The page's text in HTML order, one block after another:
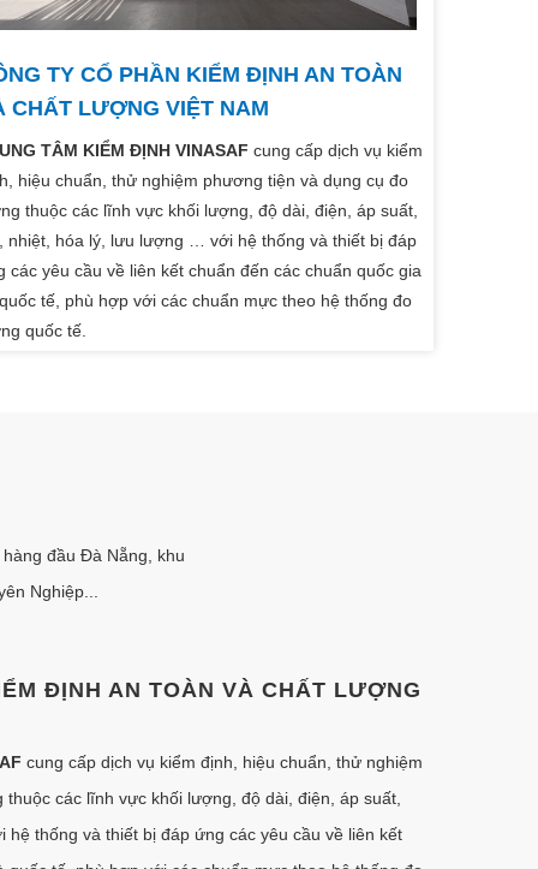
TY CỔ PHẦN KIỂM ĐỊNH AN TOÀN
CHẤT LƯỢNG VIỆT NAM
TÂM KIỂM ĐỊNH VINASAF cung cấp dịch vụ kiểm
hiệu chuẩn, thử nghiệm phương tiện và dụng cụ đo
thuộc các lĩnh vực khối lượng, độ dài, điện, áp suất,
nhiệt, hóa lý, lưu lượng … với hệ thống và thiết bị đáp
các yêu cầu về liên kết chuẩn đến các chuẩn quốc gia
tế, phù hợp với các chuẩn mực theo hệ thống đo
quốc tế.
đầu Đà Nẵng, khu
Nghiệp...
ĐỊNH AN TOÀN VÀ CHẤT LƯỢNG
cung cấp dịch vụ kiểm định, hiệu chuẩn, thử nghiệm
các lĩnh vực khối lượng, độ dài, điện, áp suất,
thống và thiết bị đáp ứng các yêu cầu về liên kết